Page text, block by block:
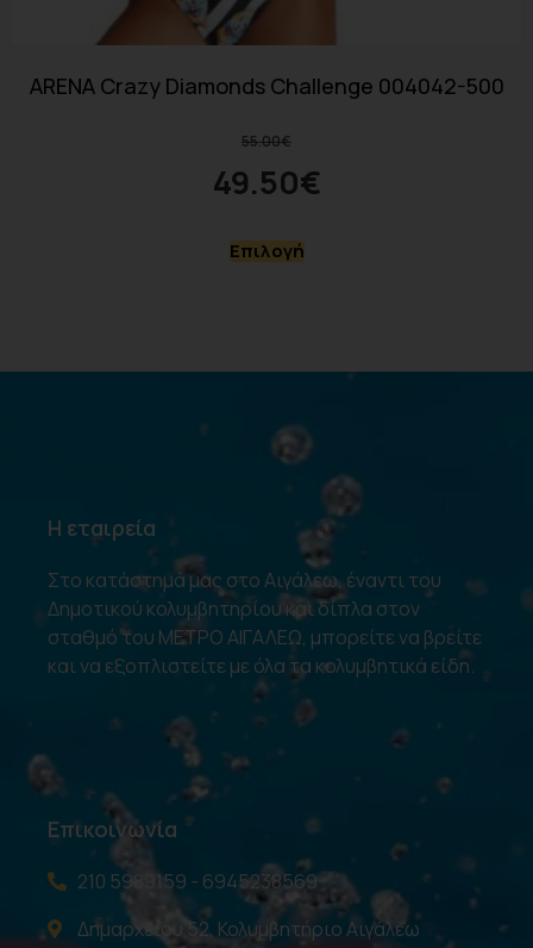
ARENA Crazy Diamonds Challenge 004042-500
55.00€
49.50€
Επιλογή
Η εταιρεία
Στο κατάστημά μας στο Αιγάλεω, έναντι του
Δημοτικού κολυμβητηρίου και δίπλα στον
σταθμό του ΜΕΤΡΟ ΑΙΓΑΛΕΩ, μπορείτε να βρείτε
και να εξοπλιστείτε με όλα τα κολυμβητικά είδη.
Επικοινωνία
210 5989159 - 6945238569
Δημαρχείου 52, Κολυμβητήριο Αιγάλεω